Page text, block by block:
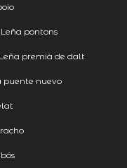
Leña pontons
Leña premià de dalt
puente nuevo